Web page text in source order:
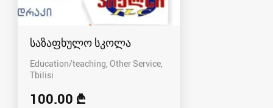
საზაფხულო სკოლა
Education/teaching, Other Service
Tbilisi
100.00 ₾